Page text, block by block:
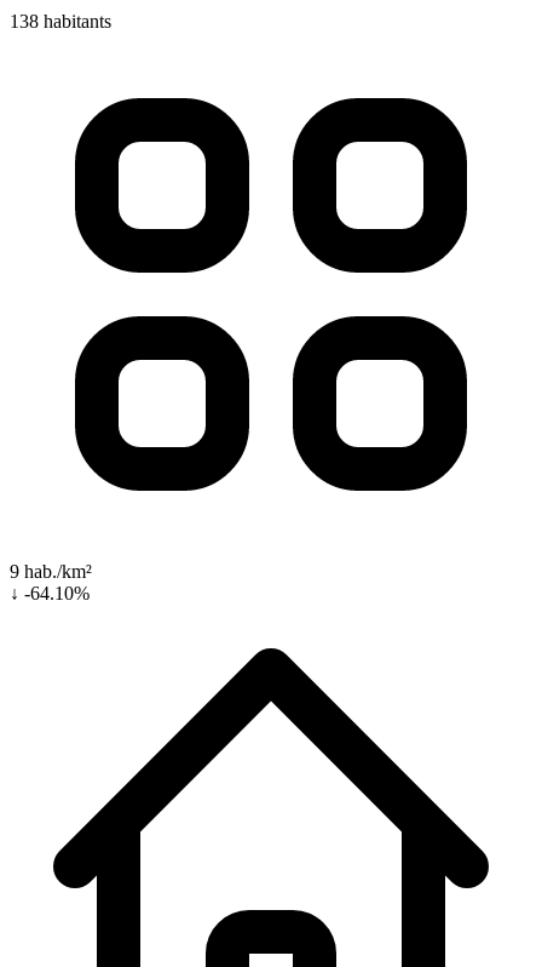
138 habitants
9 hab./km²
↓ -64.10%